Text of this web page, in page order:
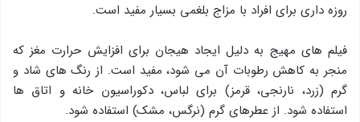
روزه داری برای افراد با مزاج بلغمی بسیار مفید است.
فیلم های مهیج به دلیل ایجاد هیجان برای افزایش حرارت مغز که
منجر به کاهش رطوبات آن می شود، مفید است. از رنگ های شاد و
گرم (زرد، نارنجی، قرمز) برای لباس، دکوراسیون خانه و اتاق ها
استفاده شود. از عطرهای گرم (نرگس، مشک) استفاده شود.